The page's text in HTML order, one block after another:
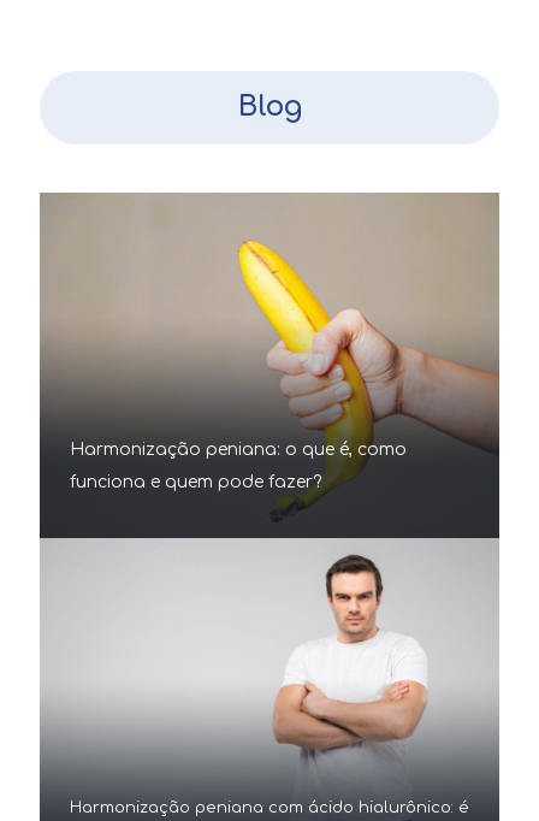
Blog
Harmonização peniana: o que é, como
funciona e quem pode fazer?
Harmonização peniana com ácido hialurônico: é